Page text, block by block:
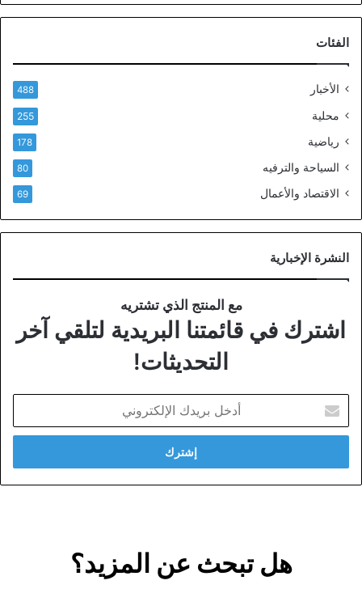
الفئات
الأخبار 488
محلية 255
رياضية 178
السياحة والترفيه 80
الاقتصاد والأعمال 69
النشرة الإخبارية
مع المنتج الذي تشتريه
اشترك في قائمتنا البريدية لتلقي آخر
التحديثات!
بريدك
الإلكتروني
هل تبحث عن المزيد؟